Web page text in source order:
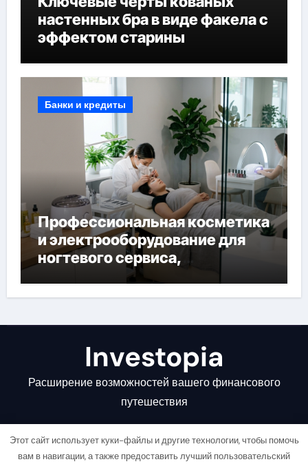
настенных бра в виде факела с
эффектом старины
Банки и кредиты
Профессиональная косметика
и электрооборудование для
ногтевого сервиса,
наращивания ресниц и
депиляции
Investopia
Расширение возможностей вашего финансового
путешествия
Этот сайт использует куки-файлы и другие технологии, чтобы помочь
вам в навигации, а также предоставить лучший пользовательский